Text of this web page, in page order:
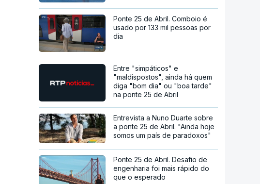
Ponte 25 de Abril. Comboio é
usado por 133 mil pessoas por
dia
Entre "simpáticos" e
"maldispostos", ainda há quem
diga "bom dia" ou "boa tarde"
na ponte 25 de Abril
Entrevista a Nuno Duarte sobre
a ponte 25 de Abril. "Ainda hoje
somos um país de paradoxos"
Ponte 25 de Abril. Desafio de
engenharia foi mais rápido do
que o esperado